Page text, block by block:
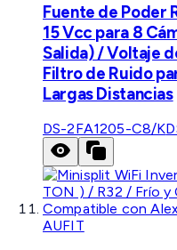
Fuente de Poder
15 Vcc para 8
Salida) / Voltaje
Filtro de Ruido
Largas Distancias
DS-2FA1205-C8/K
AUFIT